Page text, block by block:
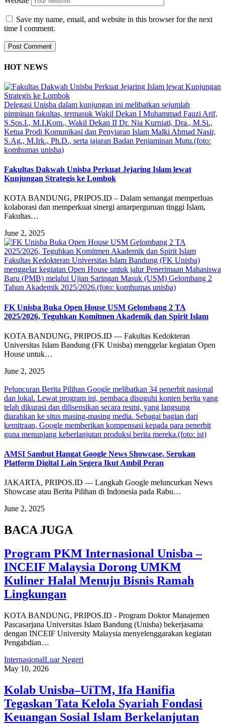
Save my name, email, and website in this browser for the next
time I comment.
HOT NEWS
Delegasi Unisba dalam kunjungan ini melibatkan sejumlah
pimpinan fakultas, termasuk Wakil Dekan I Muhammad Fauzi Arif,
S.Sos.I., M.I.Kom., Wakil Dekan II Dr. Nia Kurniati, Dra., M.Si.,
Ketua Prodi Komunikasi dan Penyiaran Islam Malki Ahmad Nasir,
S.Ag., M.Irk., Ph.D., serta jajaran Badan Penjaminan Mutu.(foto:
komhumas unisba)
Fakultas Dakwah Unisba Perkuat Jejaring Islam lewat
Kunjungan Strategis ke Lombok
KOTA BANDUNG, PRIPOS.ID – Dalam semangat memperluas
kolaborasi dan memperkuat sinergi antarperguruan tinggi Islam,
Fakultas…
June 2, 2025
Fakultas Kedokteran Universitas Islam Bandung (FK Unisba)
menggelar kegiatan Open House untuk jalur Penerimaan Mahasiswa
Baru (PMB) melalui Ujian Saringan Masuk (USM) Gelombang 2
Tahun Akademik 2025/2026.(foto: komhumas unisba)
FK Unisba Buka Open House USM Gelombang 2 TA
2025/2026, Teguhkan Komitmen Akademik dan Spirit Islam
KOTA BANDUNG, PRIPOS.ID — Fakultas Kedokteran
Universitas Islam Bandung (FK Unisba) menggelar kegiatan Open
House untuk…
June 2, 2025
Peluncuran Berita Pilihan Google melibatkan 34 penerbit nasional
dan lokal. Lewat program ini, pembaca disuguhi konten berita yang
telah dikurasi dan dilisensikan secara resmi, yang langsung
diarahkan ke situs masing-masing media. Sebagai bagian dari
kemitraan, Google memberikan kompensasi kepada para penerbit
guna menunjang keberlanjutan produksi berita mereka.(foto: ist)
AMSI Sambut Hangat Google News Showcase, Serukan
Platform Digital Lain Segera Ikut Ambil Peran
JAKARTA, PRIPOS.ID — Langkah Google meluncurkan News
Showcase atau Berita Pilihan di Indonesia pada Rabu…
June 2, 2025
BACA JUGA
Program PKM Internasional Unisba –
INCEIF Malaysia Dorong UMKM
Kuliner Halal Menuju Bisnis Ramah
Lingkungan
KOTA BANDUNG, PRIPOS.ID - Program Doktor Manajemen
Pascasarjana Universitas Islam Bandung (Unisba) bekerjasama
dengan INCEIF University Malaysia menyelenggarakan kegiatan
Pengabdian…
InternasionalLuar Negeri
May 10, 2026
Kolab Unisba–UiTM, Ifa Hanifia
Tegaskan Tata Kelola Syariah Fondasi
Keuangan Sosial Islam Berkelanjutan